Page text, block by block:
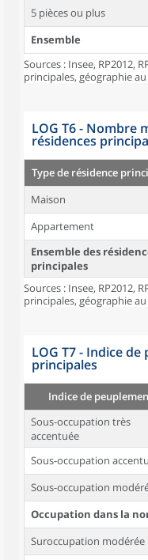
5 pièces ou plus
Ensemble
Sources : Insee, RP2012,
principales, géographie
LOG T6 - Nombre
résidences
Type de résidence
Maison
Appartement
Ensemble des
principales
Sources : Insee, RP2012,
principales, géographie
LOG T7 - Indice
principales
Indice de
Sous-occupation très
accentuée
Sous-occupation
Sous-occupation
Occupation dans la
Suroccupation modérée